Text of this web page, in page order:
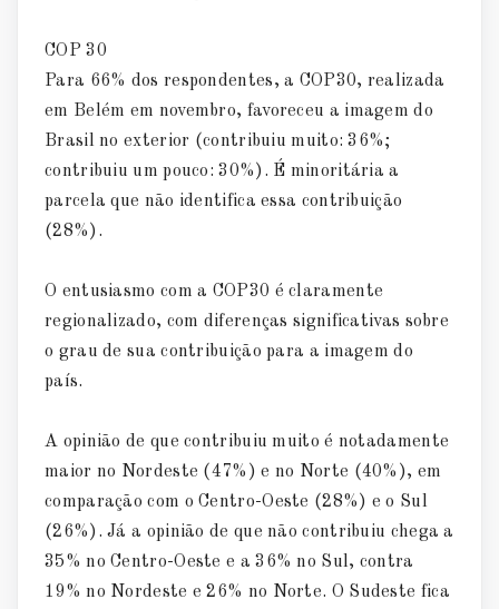
COP 30
Para 66% dos respondentes, a COP30, realizada
em Belém em novembro, favoreceu a imagem do
Brasil no exterior (contribuiu muito: 36%;
contribuiu um pouco: 30%). É minoritária a
parcela que não identifica essa contribuição
(28%).
O entusiasmo com a COP30 é claramente
regionalizado, com diferenças significativas sobre
o grau de sua contribuição para a imagem do
país.
A opinião de que contribuiu muito é notadamente
maior no Nordeste (47%) e no Norte (40%), em
comparação com o Centro-Oeste (28%) e o Sul
(26%). Já a opinião de que não contribuiu chega a
35% no Centro-Oeste e a 36% no Sul, contra
19% no Nordeste e 26% no Norte. O Sudeste fica